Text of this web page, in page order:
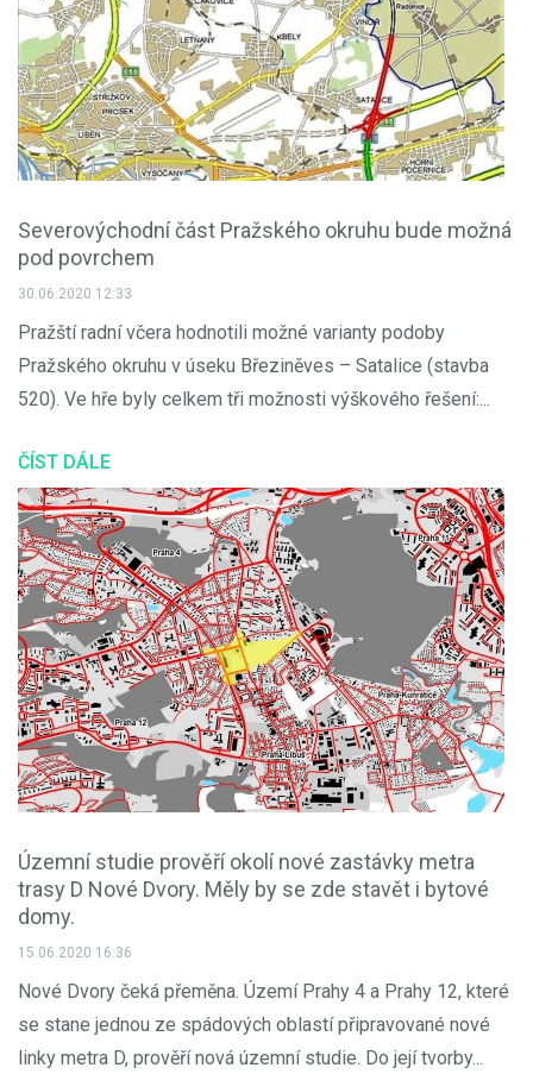
Severovýchodní část Pražského okruhu bude možná
pod povrchem
30.06.2020 12:33
Pražští radní včera hodnotili možné varianty podoby
Pražského okruhu v úseku Březiněves – Satalice (stavba
520). Ve hře byly celkem tři možnosti výškového řešení:...
ČÍST DÁLE
Územní studie prověří okolí nové zastávky metra
trasy D Nové Dvory. Měly by se zde stavět i bytové
domy.
15.06.2020 16:36
Nové Dvory čeká přeměna. Území Prahy 4 a Prahy 12, které
se stane jednou ze spádových oblastí připravované nové
linky metra D, prověří nová územní studie. Do její tvorby...